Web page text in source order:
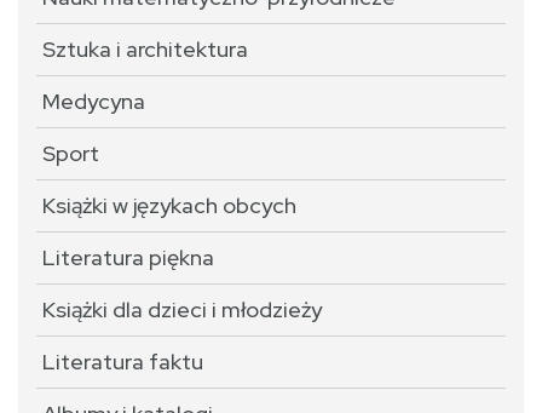
Sztuka i architektura
Medycyna
Sport
Książki w językach obcych
Literatura piękna
Książki dla dzieci i młodzieży
Literatura faktu